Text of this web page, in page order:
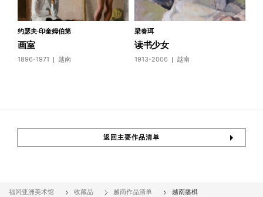
约瑟夫·印奎姆伯第
画室
1896-1971 越南
梁春珥
读书少女
1913-2006 越南
返回主要作品清单
福冈亚洲美术馆 收藏品 越南作品清单 越南播棋